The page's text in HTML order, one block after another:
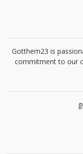
Gotthem23 is
commitment to our